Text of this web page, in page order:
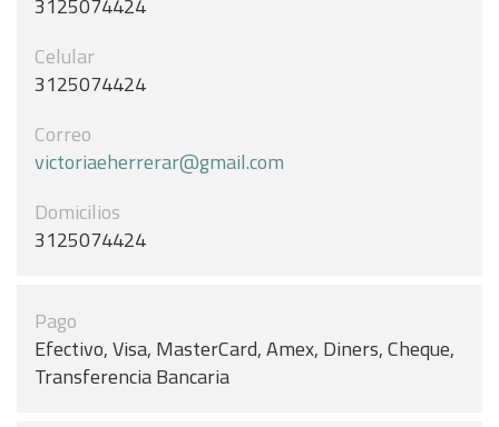
3125074424
Celular
3125074424
Correo
victoriaeherrerar@gmail.com
Domicilios
3125074424
Pago
Efectivo, Visa, MasterCard, Amex, Diners, Cheque,
Transferencia Bancaria